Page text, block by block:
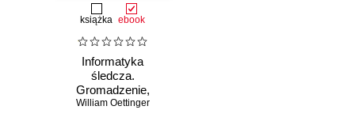
książka ebook
Informatyka
śledcza.
Gromadzenie,
analiza i
William Oettinger